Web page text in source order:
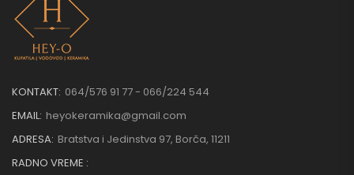
KONTAKT: 064/576 91 77 - 066/224 544
EMAIL: heyokeramika@gmail.com
ADRESA: Bratstva i Jedinstva 97, Borča, 11211
RADNO VREME :